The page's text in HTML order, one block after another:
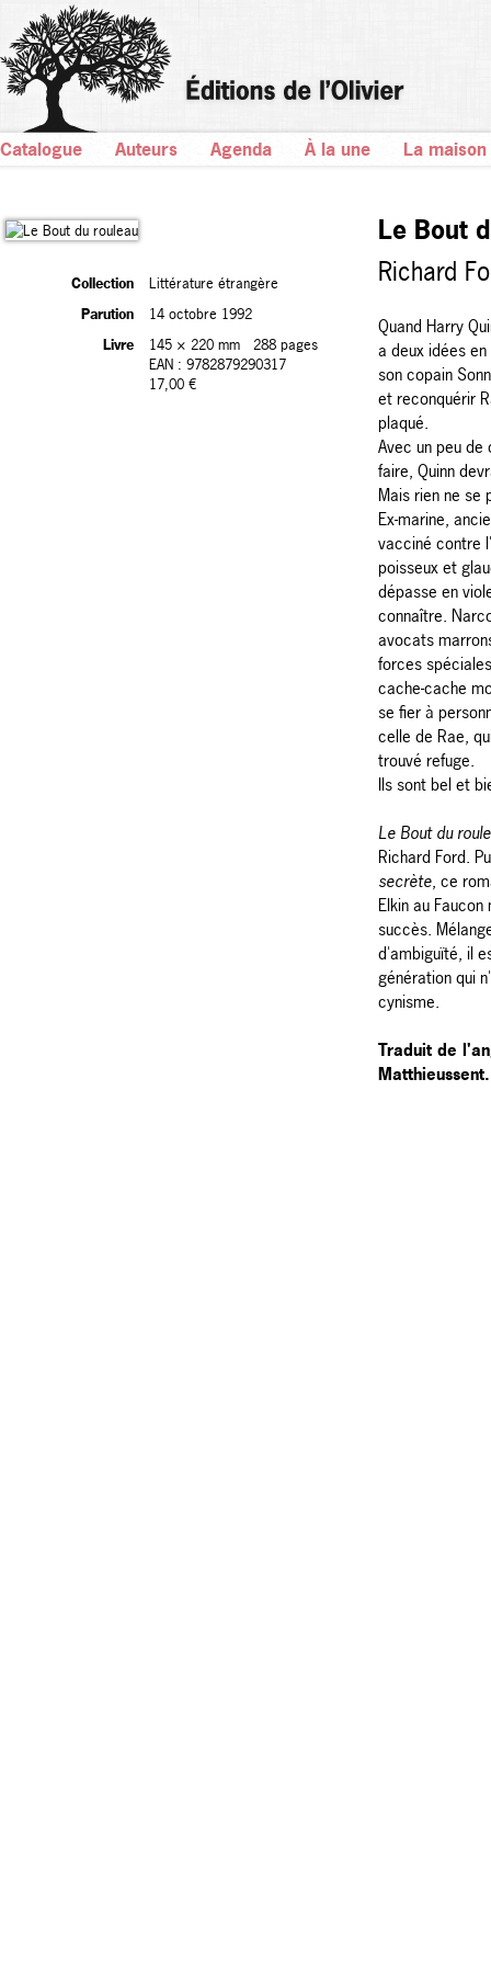
Catalogue Auteurs Agenda À la une La maison
Collection
Littérature étrangère
Parution
14 octobre 1992
Livre
145 × 220 mm
288 pages
EAN : 9782879290317
17,00 €
Le Bout
Richard
Quand Harry
a deux idées
son copain
et reconquérir
plaqué.
Avec un peu
faire, Quinn
Mais rien ne se
Ex-marine,
vacciné contre
poisseux et
dépasse en
connaître.
avocats
forces
cache-cache
se fier à
celle de Rae,
trouvé refuge.
Ils sont bel et
Le Bout du
Richard Ford.
secrète, ce
Elkin au
succès.
d'ambiguïté, il
génération qui
cynisme.
Traduit de
Matthieussent.